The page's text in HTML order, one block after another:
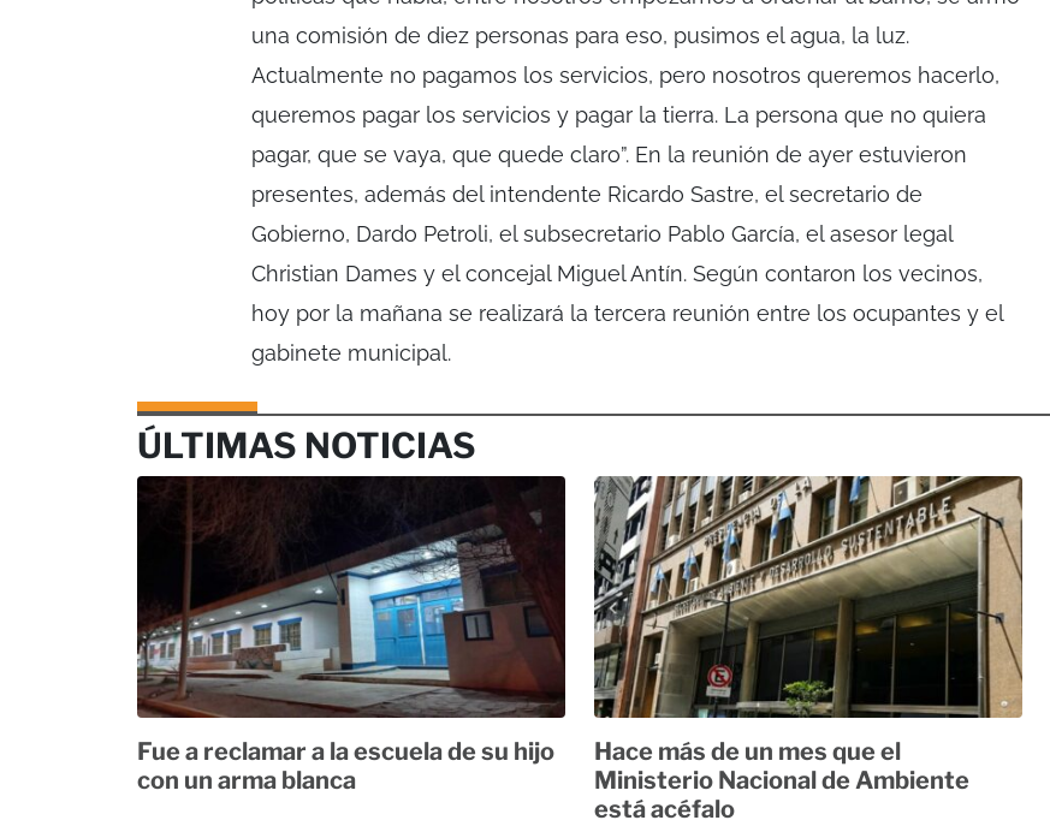
una comisión de diez personas para eso, pusimos el agua, la luz.
Actualmente no pagamos los servicios, pero nosotros queremos hacerlo,
queremos pagar los servicios y pagar la tierra. La persona que no quiera
pagar, que se vaya, que quede claro”. En la reunión de ayer estuvieron
presentes, además del intendente Ricardo Sastre, el secretario de
Gobierno, Dardo Petroli, el subsecretario Pablo García, el asesor legal
Christian Dames y el concejal Miguel Antín. Según contaron los vecinos,
hoy por la mañana se realizará la tercera reunión entre los ocupantes y el
gabinete municipal.
ÚLTIMAS NOTICIAS
Fue a reclamar a la escuela de su hijo
con un arma blanca
Hace más de un mes que el
Ministerio Nacional de Ambiente
está acéfalo